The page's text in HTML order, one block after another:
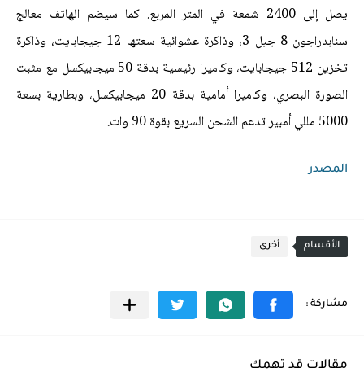
يصل إلى 2400 شمعة في المتر المربع. كما سيضم الهاتف معالج
سنابدراجون 8 جيل 3، وذاكرة عشوائية سعتها 12 جيجابايت، وذاكرة
تخزين 512 جيجابايت، وكاميرا رئيسية بدقة 50 ميجابيكسل مع مثبت
الصورة البصري، وكاميرا أمامية بدقة 20 ميجابيكسل، وبطارية بسعة
5000 مللي أمبير تدعم الشحن السريع بقوة 90 وات.
المصدر
الأقسام أخرى
مقالات قد تهمك